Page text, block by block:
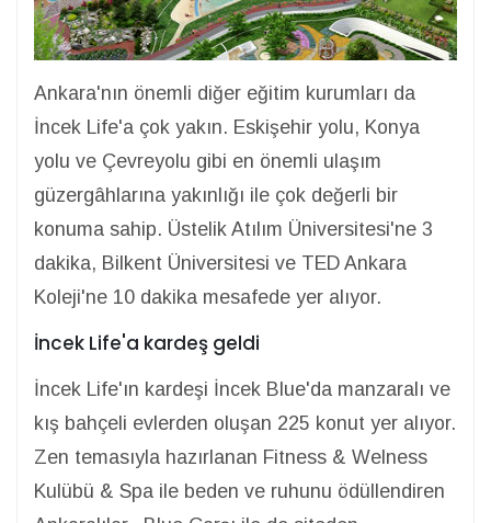
Ankara'nın önemli diğer eğitim kurumları da
İncek Life'a çok yakın. Eskişehir yolu, Konya
yolu ve Çevreyolu gibi en önemli ulaşım
güzergâhlarına yakınlığı ile çok değerli bir
konuma sahip. Üstelik Atılım Üniversitesi'ne 3
dakika, Bilkent Üniversitesi ve TED Ankara
Koleji'ne 10 dakika mesafede yer alıyor.
İncek Life'a kardeş geldi
İncek Life'ın kardeşi İncek Blue'da manzaralı ve
kış bahçeli evlerden oluşan 225 konut yer alıyor.
Zen temasıyla hazırlanan Fitness & Welness
Kulübü & Spa ile beden ve ruhunu ödüllendiren